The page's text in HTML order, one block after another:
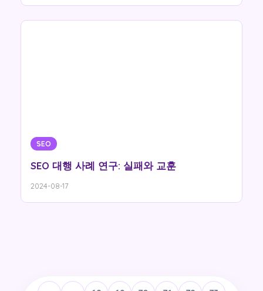
SEO
SEO 대행 사례 연구: 실패와 교훈
2024-08-17